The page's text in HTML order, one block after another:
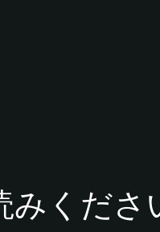
くださ